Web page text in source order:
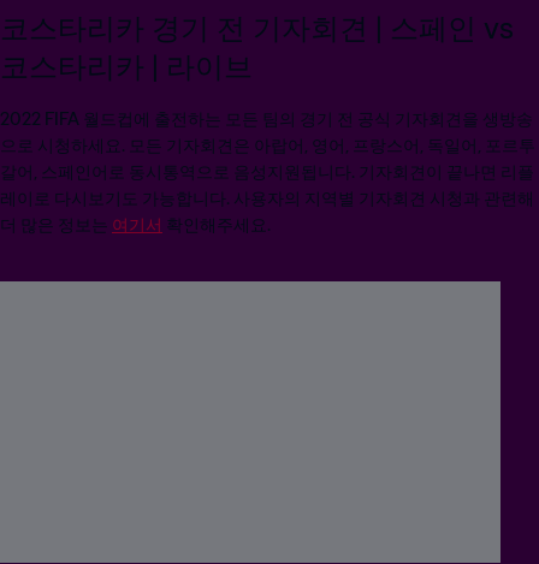
코스타리카 경기 전 기자회견 | 스페인 vs
코스타리카 | 라이브
2022 FIFA 월드컵에 출전하는 모든 팀의 경기 전 공식 기자회견을 생방송
으로 시청하세요. 모든 기자회견은 아랍어, 영어, 프랑스어, 독일어, 포르투
갈어, 스페인어로 동시통역으로 음성지원됩니다. 기자회견이 끝나면 리플
레이로 다시보기도 가능합니다. 사용자의 지역별 기자회견 시청과 관련해
더 많은 정보는 여기서 확인해주세요.